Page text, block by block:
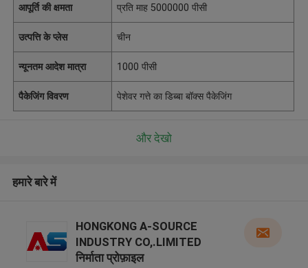
आपूर्ति की क्षमता प्रति माह 5000000 पीसी
उत्पत्ति के प्लेस चीन
न्यूनतम आदेश मात्रा 1000 पीसी
पैकेजिंग विवरण पेशेवर गत्ते का डिब्बा बॉक्स पैकेजिंग
और देखो
हमारे बारे में
HONGKONG A-SOURCE
INDUSTRY CO,.LIMITED
निर्माता प्रोफ़ाइल